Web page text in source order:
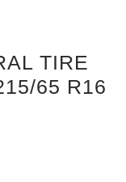
TIRE
65 R16